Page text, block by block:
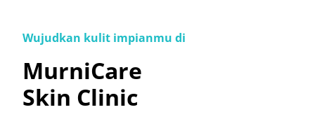
Wujudkan kulit impianmu di
MurniCare
Skin Clinic